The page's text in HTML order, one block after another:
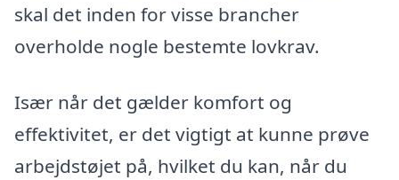
skal det inden for visse brancher
overholde nogle bestemte lovkrav.
Især når det gælder komfort og
effektivitet, er det vigtigt at kunne prøve
arbejdstøjet på, hvilket du kan, når du